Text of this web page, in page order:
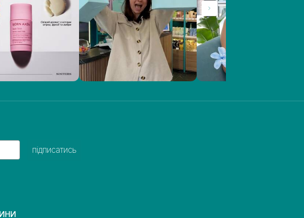
підписатись